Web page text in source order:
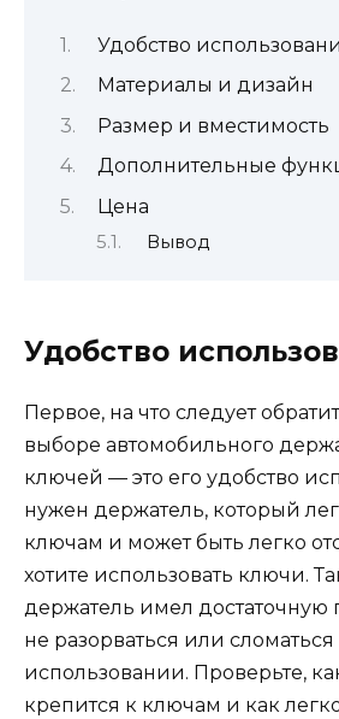
Удобство
Материалы и дизайн
Размер и вместимость
Дополнительные
Цена
Вывод
Удобство
Первое, на что следует
выборе автомобильного
ключей — это его удобство
нужен держатель, который
ключам и может быть легко
хотите использовать ключи.
держатель имел достаточную
не разорваться или
использовании. Проверьте,
крепится к ключам и как